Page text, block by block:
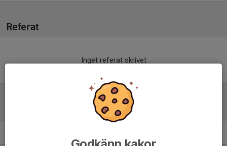
Referat
Inget referat skrivet